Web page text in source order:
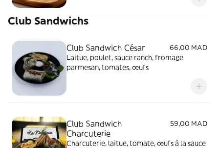
Club Sandwichs
Club Sandwich César
66,00 MAD
Laitue, poulet, sauce ranch, fromage
parmesan, tomates, œufs
Club Sandwich
Charcuterie
59,00 MAD
Charcuterie, laitue, tomate, œufs à la sauce